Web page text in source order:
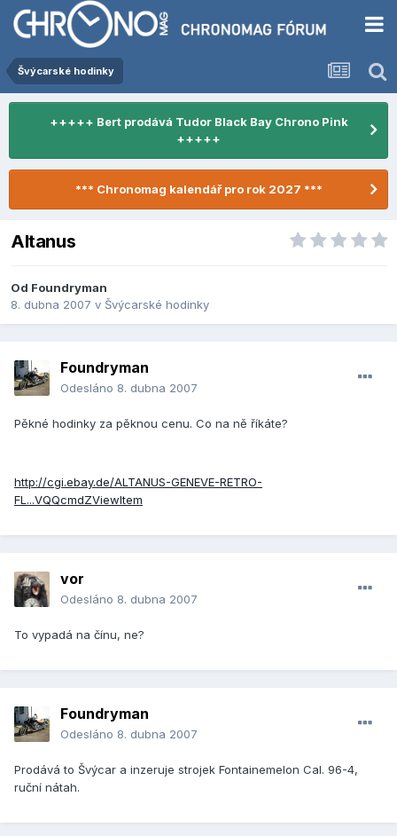
Švýcarské hodinky
+++++ Bert prodává Tudor Black Bay Chrono Pink
+++++
*** Chronomag kalendář pro rok 2027 ***
Altanus
Od Foundryman
8. dubna 2007 v Švýcarské hodinky
Foundryman
Odesláno 8. dubna 2007
Pěkné hodinky za pěknou cenu. Co na ně říkáte?
http://cgi.ebay.de/ALTANUS-GENEVE-RETRO-
FL...VQQcmdZViewItem
vor
Odesláno 8. dubna 2007
To vypadá na čínu, ne?
Foundryman
Odesláno 8. dubna 2007
Prodává to Švýcar a inzeruje strojek Fontainemelon Cal. 96-4,
ruční nátah.